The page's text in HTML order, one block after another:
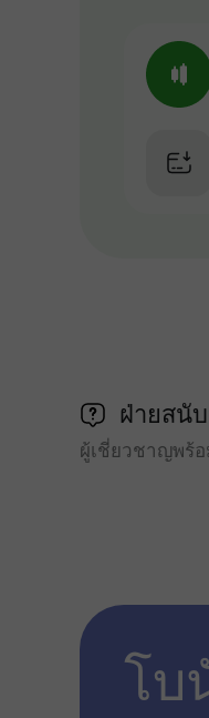
ฝ่ายสนั
ผู้เชี่ยวชาญพร้อ
โบ